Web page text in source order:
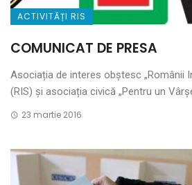
ACTIVITĂȚI RIS
COMUNICAT DE PRESA
Asociația de interes obștesc „Românii
(RIS) și asociația civică „Pentru un
23 martie 2016